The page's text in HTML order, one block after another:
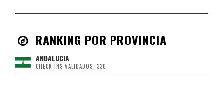
RANKING POR PROVINCIA
ANDALUCIA
CHECK-INS VALIDADOS: 330